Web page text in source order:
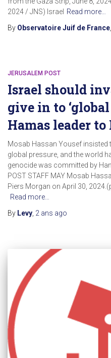
2024 / JNS) Israel Read more…
By Observatoire Juif de France
JERUSALEM POST
Israel should
give in to
Hamas leader
Mosab Hassan Yousef insisted
global pressure, and the world
genocide was committed by
POST STAFF MAY Mosab
Piers Morgan on April 30,
Read more…
By Levy 2 ans ago